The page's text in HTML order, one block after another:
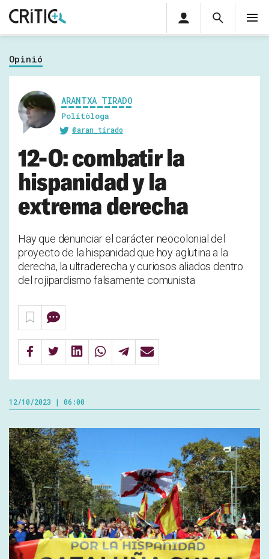
Cerca
Cerca
privada
Inicia sessió
Opinió
ARANTXA TIRADO
Politòloga
@aran_tirado
12-O: combatir la
hispanidad y la
extrema derecha
Hay que denunciar el carácter neocolonial del
proyecto de la hispanidad que hoy aglutina a la
derecha, la ultraderecha y curiosos aliados dentro
del rojipardismo falsamente comunista
12/10/2023 | 06:00